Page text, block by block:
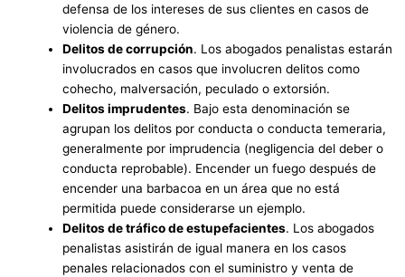
defensa de los intereses de sus clientes en casos de
violencia de género.
Delitos de corrupción. Los abogados penalistas estarán
involucrados en casos que involucren delitos como
cohecho, malversación, peculado o extorsión.
Delitos imprudentes. Bajo esta denominación se
agrupan los delitos por conducta o conducta temeraria,
generalmente por imprudencia (negligencia del deber o
conducta reprobable). Encender un fuego después de
encender una barbacoa en un área que no está
permitida puede considerarse un ejemplo.
Delitos de tráfico de estupefacientes. Los abogados
penalistas asistirán de igual manera en los casos
penales relacionados con el suministro y venta de